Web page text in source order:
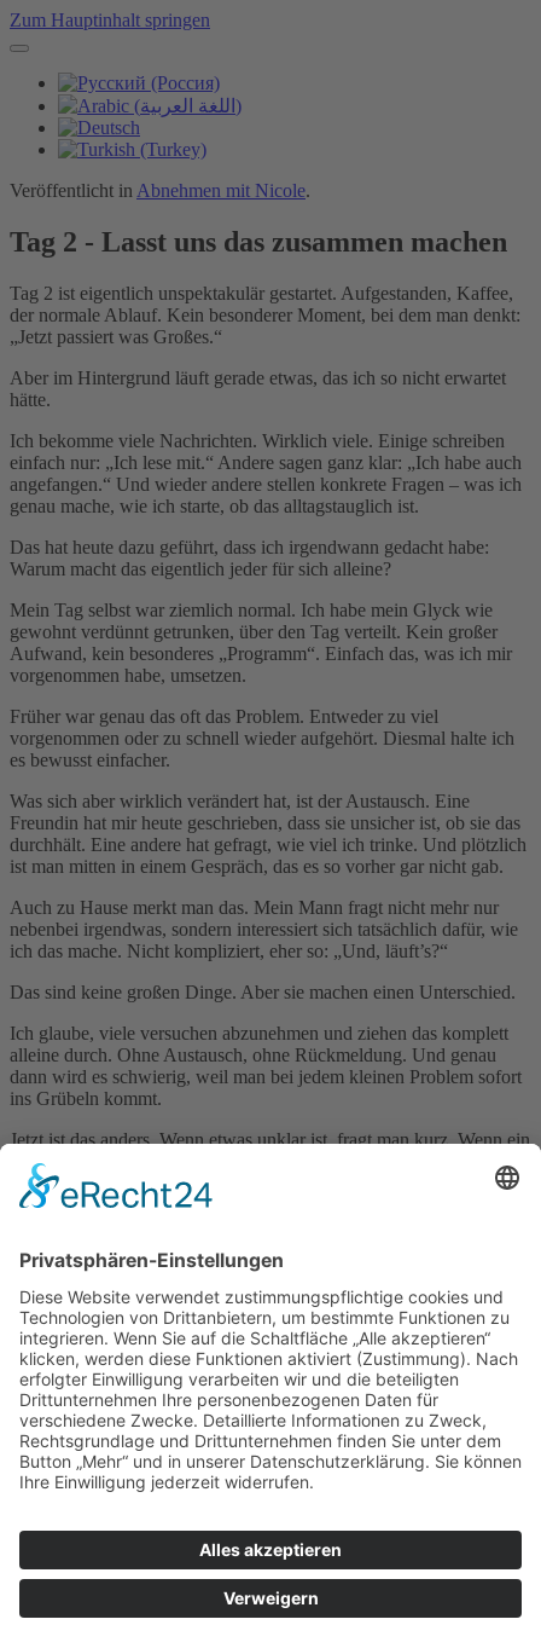
Zum Hauptinhalt springen
Veröffentlicht in Abnehmen mit Nicole.
Tag 2 - Lasst uns das zusammen machen
Tag 2 ist eigentlich unspektakulär gestartet. Aufgestanden, Kaffee,
der normale Ablauf. Kein besonderer Moment, bei dem man denkt:
„Jetzt passiert was Großes.“
Aber im Hintergrund läuft gerade etwas, das ich so nicht erwartet
hätte.
Ich bekomme viele Nachrichten. Wirklich viele. Einige schreiben
einfach nur: „Ich lese mit.“ Andere sagen ganz klar: „Ich habe auch
angefangen.“ Und wieder andere stellen konkrete Fragen – was ich
genau mache, wie ich starte, ob das alltagstauglich ist.
Das hat heute dazu geführt, dass ich irgendwann gedacht habe:
Warum macht das eigentlich jeder für sich alleine?
Mein Tag selbst war ziemlich normal. Ich habe mein Glyck wie
gewohnt verdünnt getrunken, über den Tag verteilt. Kein großer
Aufwand, kein besonderes „Programm“. Einfach das, was ich mir
vorgenommen habe, umsetzen.
Früher war genau das oft das Problem. Entweder zu viel
vorgenommen oder zu schnell wieder aufgehört. Diesmal halte ich
es bewusst einfacher.
Was sich aber wirklich verändert hat, ist der Austausch. Eine
Freundin hat mir heute geschrieben, dass sie unsicher ist, ob sie das
durchhält. Eine andere hat gefragt, wie viel ich trinke. Und plötzlich
ist man mitten in einem Gespräch, das es so vorher gar nicht gab.
Auch zu Hause merkt man das. Mein Mann fragt nicht mehr nur
nebenbei irgendwas, sondern interessiert sich tatsächlich dafür, wie
ich das mache. Nicht kompliziert, eher so: „Und, läuft’s?“
Das sind keine großen Dinge. Aber sie machen einen Unterschied.
Ich glaube, viele versuchen abzunehmen und ziehen das komplett
alleine durch. Ohne Austausch, ohne Rückmeldung. Und genau
dann wird es schwierig, weil man bei jedem kleinen Problem sofort
ins Grübeln kommt.
Jetzt ist das anders. Wenn etwas unklar ist, fragt man kurz. Wenn ein
Tag nicht gut läuft, ist das kein Drama. Und wenn etwas
funktioniert, merkt man das auch bei anderen.
Deshalb fühlt sich dieser zweite Tag gar nicht wie „Tag 2 einer
Diät“ an. Eher wie der Anfang von etwas, das man nicht alleine
durchziehen muss.
Impressum
Datenschutzerklärung
Sitemap
Login
Apotheken-Bloggen
einetoolboxx-mediaWebsite